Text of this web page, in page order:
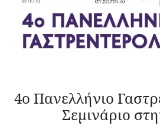
4ο Πανελλήνιο
Σεμινάριο